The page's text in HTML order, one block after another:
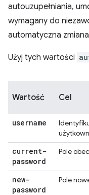
autouzupełniania,
wymagany do
automatyczna zmiana
Użyj tych wartości
Wartość Cel
username
current-
password
Pole
new-
password
Pole